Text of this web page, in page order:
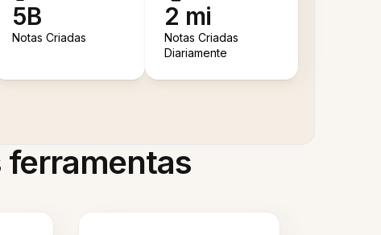
5B
Notas Criadas
2 mi
Notas Criadas
Diariamente
ferramentas